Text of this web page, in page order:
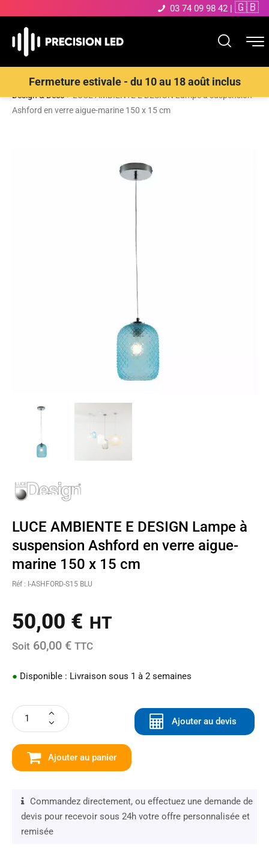
03 74 09 98 42 | 🇬🇧
Fermeture estivale - du 10 au 18 août inclus
Accueil>Boutique>ECLAIRAGE INTERIEUR LED>Suspensions
Design & Déco>LUCE AMBIENTE E DESIGN Lampe à suspension
Ashford en verre aigue-marine 150 x 15 cm
LUCE AMBIENTE E DESIGN Lampe à
suspension Ashford en verre aigue-
marine 150 x 15 cm
Réf : I-ASHFORD-S15 BLU
50,00 € HT
Soit 60,00 € TTC
● Disponible : Livraison sous 1 à 2 semaines
Ajouter au panier
Ajouter au devis
Commandez directement, ou effectuez une demande de
devis pour recevoir sous 24h votre offre personnalisée et
remisée